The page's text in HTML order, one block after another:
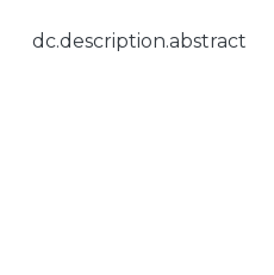
dc.description.abstract